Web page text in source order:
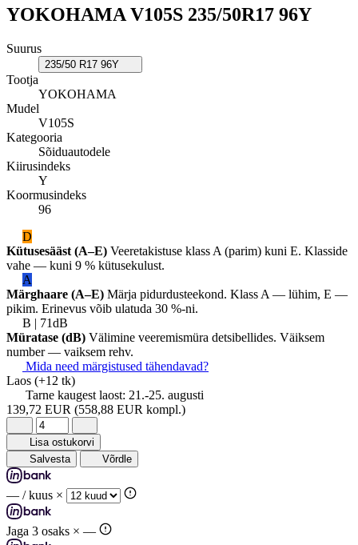
YOKOHAMA V105S 235/50R17 96Y
Suurus
235/50 R17 96Y
Tootja
YOKOHAMA
Mudel
V105S
Kategooria
Sõiduautodele
Kiirusindeks
Y
Koormusindeks
96
D
Kütusesääst (A–E) Veeretakistuse klass A (parim) kuni E. Klasside
vahe — kuni 9 % kütusekulust.
A
Märghaare (A–E) Märja pidurdusteekond. Klass A — lühim, E —
pikim. Erinevus võib ulatuda 30 %-ni.
B | 71dB
Müratase (dB) Välimine veeremismüra detsibellides. Väiksem
number — vaiksem rehv.
Mida need märgistused tähendavad?
Laos (+12 tk)
Tarne kaugest laost: 21.-25. augusti
139,72 EUR (558,88 EUR kompl.)
Lisa ostukorvi
Salvesta
Võrdle
— / kuus ×
Jaga 3 osaks × —